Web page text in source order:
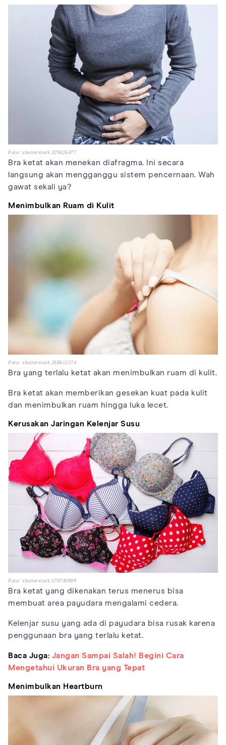
Foto: shutterstock 329426477
Bra ketat akan menekan diafragma. Ini secara
langsung akan mengganggu sistem pencernaan. Wah
gawat sekali ya?
Menimbulkan Ruam di Kulit
Foto: shutterstock 268612574
Bra yang terlalu ketat akan menimbulkan ruam di kulit.
Bra ketat akan memberikan gesekan kuat pada kulit
dan menimbulkan ruam hingga luka lecet.
Kerusakan Jaringan Kelenjar Susu
Foto: shutterstock 570740809
Bra ketat yang dikenakan terus menerus bisa
membuat area payudara mengalami cedera.
Kelenjar susu yang ada di payudara bisa rusak karena
penggunaan bra yang terlalu ketat.
Baca Juga: Jangan Sampai Salah! Begini Cara
Mengetahui Ukuran Bra yang Tepat
Menimbulkan Heartburn